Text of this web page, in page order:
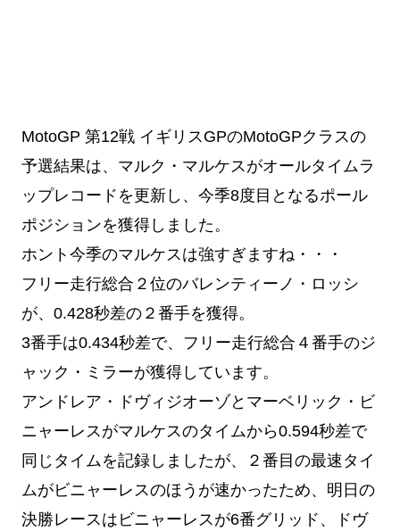
MotoGP 第12戦 イギリスGPのMotoGPクラスの
予選結果は、 マルク・マルケスがオールタイムラ
ップレコードを更新し、今季8度目となるポール
ポジションを獲得しました。
ホント今季のマルケスは強すぎますね・・・
フリー走行総合２位のバレンティーノ・ロッシ
が、0.428秒差の２番手を獲得。
3番手は0.434秒差で、フリー走行総合４番手のジ
ャック・ミラーが獲得しています。
アンドレア・ドヴィジオーゾとマーベリック・ビ
ニャーレスがマルケスのタイムから0.594秒差で
同じタイムを記録しましたが、２番目の最速タイ
ムがビニャーレスのほうが速かったため、明日の
決勝レースはビニャーレスが6番グリッド、ドヴ